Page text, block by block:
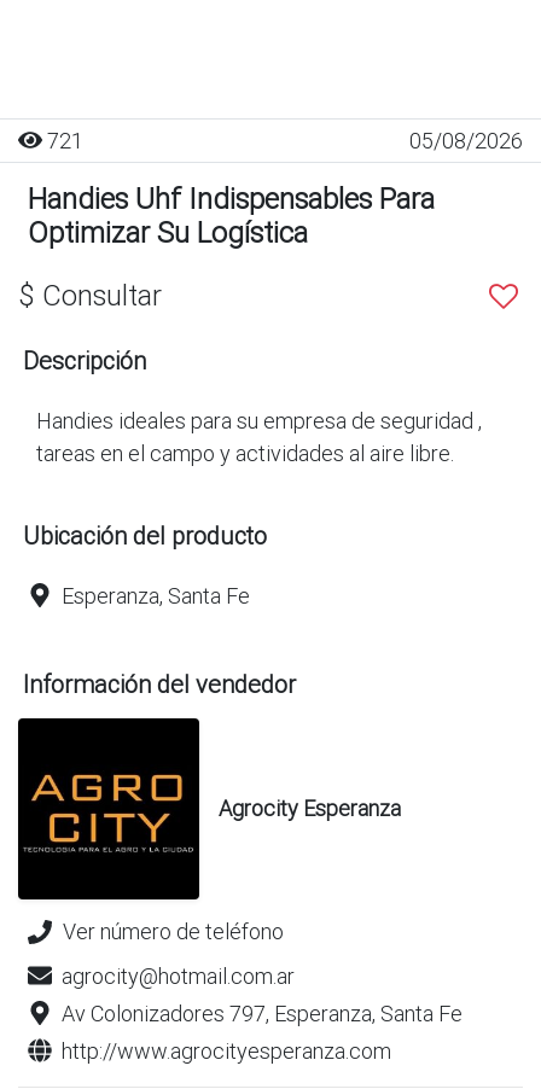
721 05/08/2026
Handies Uhf Indispensables Para
Optimizar Su Logística
$ Consultar
Descripción
Handies ideales para su empresa de seguridad ,
tareas en el campo y actividades al aire libre.
Ubicación del producto
Esperanza, Santa Fe
Información del vendedor
Agrocity Esperanza
Ver número de teléfono
agrocity@hotmail.com.ar
Av Colonizadores 797, Esperanza, Santa Fe
http://www.agrocityesperanza.com